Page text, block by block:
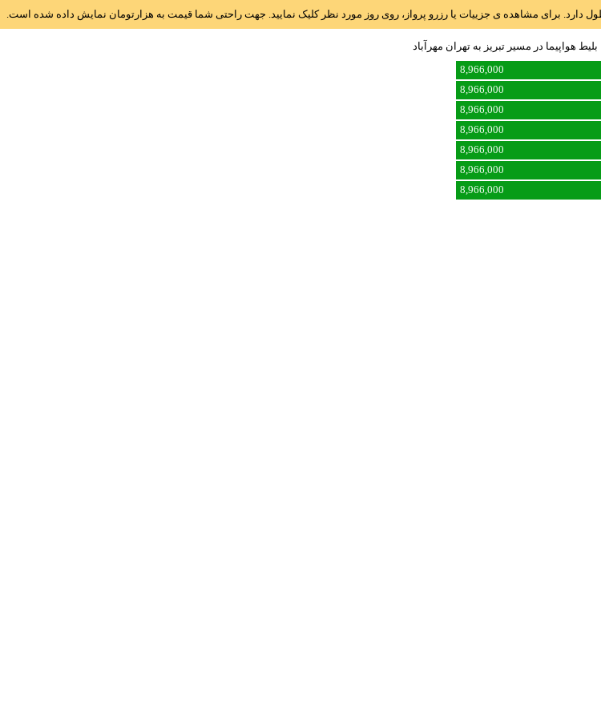
دارد. برای مشاهده ی جزییات یا رزرو پرواز، روی روز مورد نظر کلیک نمایید. جهت راحتی شما قیمت به هزارتومان نمایش داده شده است.
هواپیما در مسیر تبريز به تهران مهرآباد
8,966,000
8,966,000
8,966,000
8,966,000
8,966,000
8,966,000
8,966,000